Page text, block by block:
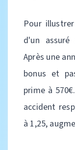
Pour
d'un
Après une
bonus et
prime à
accident
à 1,25,